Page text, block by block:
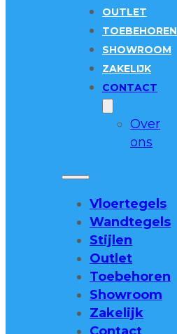
OUTLET
TOEBEHOREN
SHOWROOM
ZAKELIJK
CONTACT
Over
ons
Vloertegels
Wandtegels
Stijlen
Outlet
Toebehoren
Showroom
Zakelijk